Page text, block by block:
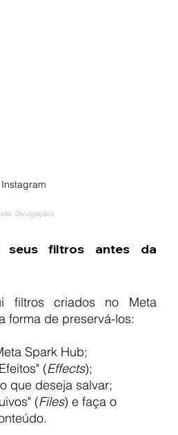
Instagram
Divulgação)
seus filtros antes da
filtros criados no Meta
forma de preservá-los:
Spark Hub;
(Effects);
que deseja salvar;
(Files) e faça o